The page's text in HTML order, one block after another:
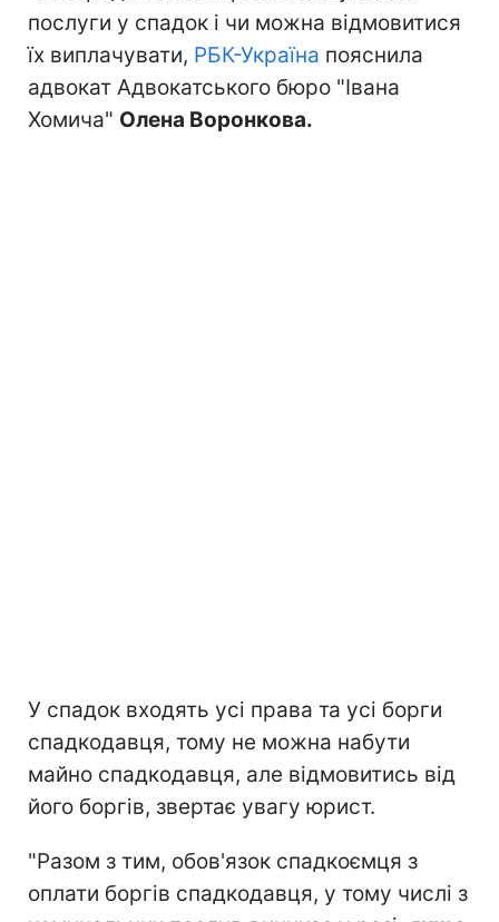
послуги у спадок і чи можна відмовитися
їх виплачувати, РБК-Україна пояснила
адвокат Адвокатського бюро "Івана
Хомича" Олена Воронкова.
У спадок входять усі права та усі борги
спадкодавця, тому не можна набути
майно спадкодавця, але відмовитись від
його боргів, звертає увагу юрист.
"Разом з тим, обов'язок спадкоємця з
оплати боргів спадкодавця, у тому числі з